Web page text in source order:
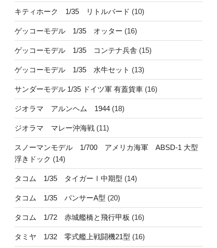
キティホーク 1/35 リトルバード (10)
ゲッコーモデル 1/35 オッター (16)
ゲッコーモデル 1/35 コンテナ兵舎 (15)
ゲッコーモデル 1/35 水牛セット (13)
サンダーモデル 1/35 ドイツ軍 有蓋貨車 (16)
ジオラマ アルンヘム 1944 (18)
ジオラマ マレー沖海戦 (11)
スノーマンモデル 1/700 アメリカ海軍 ABSD-1 大型
浮きドック (14)
タコム 1/35 タイガーⅠ中期型 (14)
タコム 1/35 パンサーA型 (20)
タコム 1/72 赤城艦橋と飛行甲板 (16)
タミヤ 1/32 零式艦上戦闘機21型 (16)